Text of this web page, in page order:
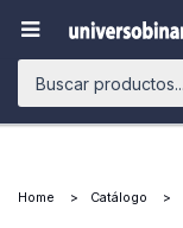

Home Catálogo